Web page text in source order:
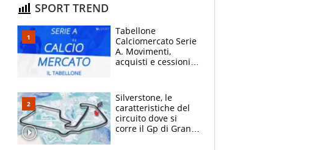
SPORT TREND
Tabellone
Calciomercato Serie
A. Movimenti,
acquisti e cessioni:
Silverstone, le
caratteristiche del
circuito dove si
corre il Gp di Gran